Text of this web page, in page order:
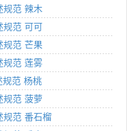
规范 辣木
规范 可可
规范 芒果
规范 莲雾
规范 杨桃
规范 菠萝
规范 番石榴